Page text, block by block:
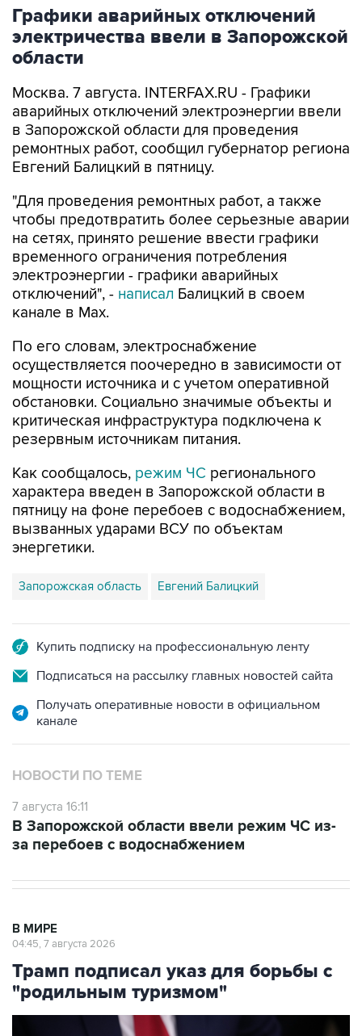
Графики аварийных отключений
электричества ввели в Запорожской
области
Москва. 7 августа. INTERFAX.RU - Графики
аварийных отключений электроэнергии ввели
в Запорожской области для проведения
ремонтных работ, сообщил губернатор региона
Евгений Балицкий в пятницу.
"Для проведения ремонтных работ, а также
чтобы предотвратить более серьезные аварии
на сетях, принято решение ввести графики
временного ограничения потребления
электроэнергии - графики аварийных
отключений", - написал Балицкий в своем
канале в Max.
По его словам, электроснабжение
осуществляется поочередно в зависимости от
мощности источника и с учетом оперативной
обстановки. Социально значимые объекты и
критическая инфраструктура подключена к
резервным источникам питания.
Как сообщалось, режим ЧС регионального
характера введен в Запорожской области в
пятницу на фоне перебоев с водоснабжением,
вызванных ударами ВСУ по объектам
энергетики.
Запорожская область Евгений Балицкий
Купить подписку на профессиональную ленту
Подписаться на рассылку главных новостей сайта
Получать оперативные новости в официальном
канале
НОВОСТИ ПО ТЕМЕ
7 августа 16:11
В Запорожской области ввели режим ЧС из-
за перебоев с водоснабжением
В МИРЕ
04:45, 7 августа 2026
Трамп подписал указ для борьбы с
"родильным туризмом"